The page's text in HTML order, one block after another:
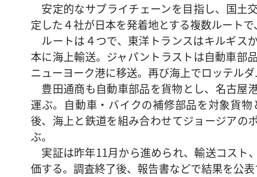
安定的なサプライチェーンを目指し、国土
定した４社が日本を発着地とする複数ルート
ルートは４つで、東洋トランスはキルギス
本に海上輸送。ジャパントラストは自動車部
ニューヨーク港に移送。再び海上でロッテルダ
豊田通商も自動車部品を貨物とし、名古屋
運ぶ。自動車・バイクの補修部品を対象貨
後、海上と鉄道を組み合わせてジョージアの
ぶ。
実証は昨年11月から進められ、輸送コスト
価する。調査終了後、報告書などで結果を公表